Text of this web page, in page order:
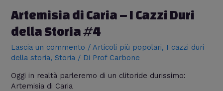
Artemisia di Caria – I Cazzi Duri
della Storia #4
Lascia un commento /Articoli più popolari, I cazzi duri
della storia,Storia / Di Prof Carbone
Oggi in realtà parleremo di un clitoride durissimo:
Artemisia di Caria